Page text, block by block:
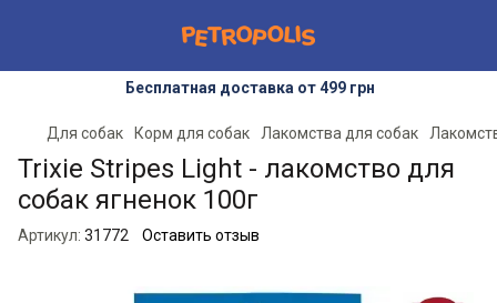
Бесплатная доставка от 499 грн
Для собак Корм для собак Лакомства для собак
Trixie Stripes Light - лакомство для
собак ягненок 100г
Артикул: 31772 Оставить отзыв